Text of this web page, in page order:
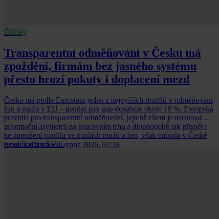
Články
Transparentní odměňování v Česku má
zpoždění, firmám bez jasného systému
přesto hrozí pokuty i doplacení mezd
Česko má podle Eurostatu jeden z nejvyšších rozdílů v odměňování
žen a mužů v EU – gender pay gap dosahuje okolo 18 %. Evropská
pravidla pro transparentní odměňování, jejichž cílem je narovnat
informační asymetrii na pracovním trhu a dlouhodobě tak přispět i
ke zmenšení rozdílu ve mzdách mužů a žen, však nabrala v České
republice zpoždění.
Ivona Tajšlová • 4. srpna 2026, 07:18